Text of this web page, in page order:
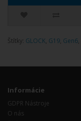
Štítky: GLOCK, G19, Gen6,
Informácie
GDPR Nástroje
O nás